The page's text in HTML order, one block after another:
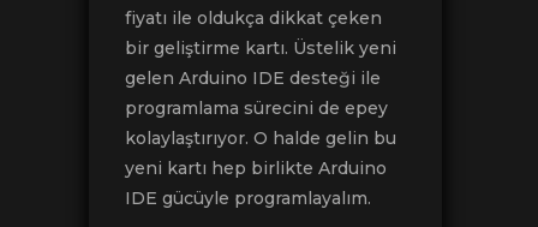
fiyatı ile oldukça dikkat çeken
bir geliştirme kartı. Üstelik yeni
gelen Arduino IDE desteği ile
programlama sürecini de epey
kolaylaştırıyor. O halde gelin bu
yeni kartı hep birlikte Arduino
IDE gücüyle programlayalım.